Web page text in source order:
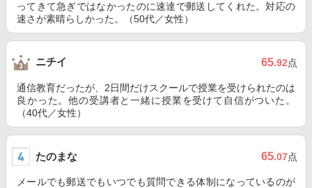
ってきて急ぎではなかったのに速達で郵送してくれた。対応の
速さが素晴らしかった。（50代／女性）
ニチイ 65.92点
通信教育だったが、2日間だけスクールで授業を受けられたのは
良かった。他の受講者と一緒に授業を受けて自信がついた。
（40代／女性）
たのまな 65.07点
メールでも郵送でもいつでも質問できる体制になっているのが